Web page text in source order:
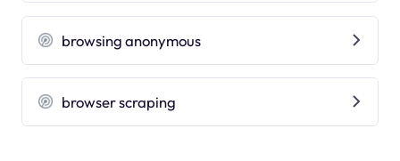
browsing anonymous
browser scraping